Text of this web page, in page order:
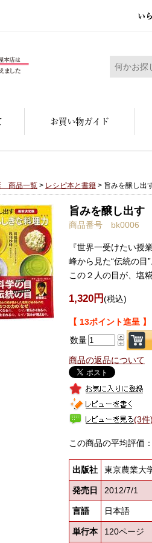
い
糀屋本店 - 元禄二年。
お買い物ガイド
商品一覧 > レシピ本と書籍 > 旨みを醸し出
旨みを醸し出す
商品番号 bk0006
『世界一受けたい授
峰から見た“伝統の目”
この２人の目が、塩
1,320円(税込)
【 13ポイント進呈 】
数量
商品の返品について
(3件)
この商品の平均評価：
出版社 東京農業大
発売日 2012/7/1
言語 日本語
単行本 120ページ